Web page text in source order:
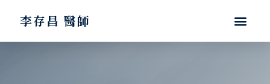
李存昌 醫師